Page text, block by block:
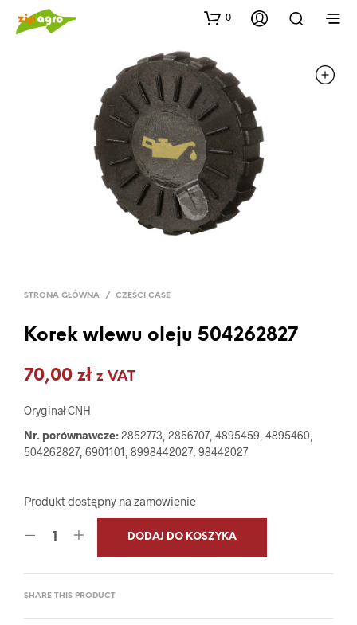
0
STRONA GŁÓWNA / CZĘŚCI CASE
Korek wlewu oleju 504262827
70,00 zł z VAT
Oryginał CNH
Nr. porównawcze:2852773, 2856707, 4895459, 4895460,
504262827, 6901101, 8998442027, 98442027
Produkt dostępny na zamówienie
DODAJ DO KOSZYKA
SHARE THIS PRODUCT